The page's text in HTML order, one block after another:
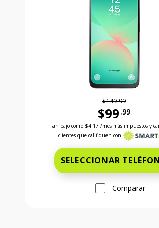
$149.99
$99 .99
Antes el precio era 149 dollars
Tan bajo como $4.17 /mes más impuestos y
clientes que califiquen con
SELECCIONAR
Comparar